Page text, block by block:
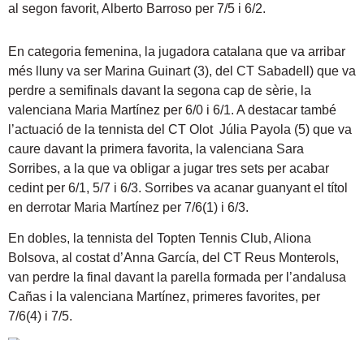
al segon favorit, Alberto Barroso per 7/5 i 6/2.
En categoria femenina, la jugadora catalana que va arribar
més lluny va ser Marina Guinart (3), del CT Sabadell) que va
perdre a semifinals davant la segona cap de sèrie, la
valenciana Maria Martínez per 6/0 i 6/1. A destacar també
l’actuació de la tennista del CT Olot Júlia Payola (5) que va
caure davant la primera favorita, la valenciana Sara
Sorribes, a la que va obligar a jugar tres sets per acabar
cedint per 6/1, 5/7 i 6/3. Sorribes va acanar guanyant el títol
en derrotar Maria Martínez per 7/6(1) i 6/3.
En dobles, la tennista del Topten Tennis Club, Aliona
Bolsova, al costat d’Anna García, del CT Reus Monterols,
van perdre la final davant la parella formada per l’andalusa
Cañas i la valenciana Martínez, primeres favorites, per
7/6(4) i 7/5.